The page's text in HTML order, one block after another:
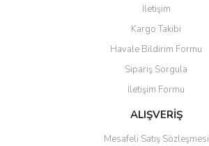
Ürün resmi kalitesiz, bozuk veya
Ürün açıklamasında eksik bilgiler bulunuyor.
Ürün bilgilerinde hatalar bulunuyor.
Ürün fiyatı diğer sitelerden daha pahalı.
Bu ürüne benzer farklı alternatifler olmalı.
İletişim
Kargo Takibi
Havale Bildirim Formu
Sipariş Sorgula
İletişim Formu
ALIŞVERİŞ
Mesafeli Satış Sözleşmesi